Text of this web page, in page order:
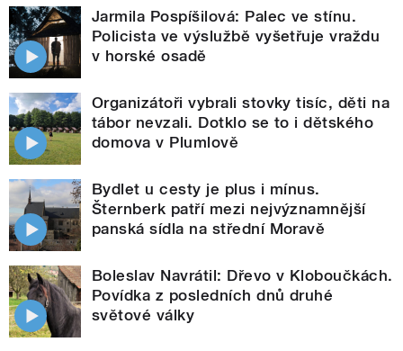
Jarmila Pospíšilová: Palec ve stínu.
Policista ve výslužbě vyšetřuje vraždu
v horské osadě
Organizátoři vybrali stovky tisíc, děti na
tábor nevzali. Dotklo se to i dětského
domova v Plumlově
Bydlet u cesty je plus i mínus.
Šternberk patří mezi nejvýznamnější
panská sídla na střední Moravě
Boleslav Navrátil: Dřevo v Kloboučkách.
Povídka z posledních dnů druhé
světové války